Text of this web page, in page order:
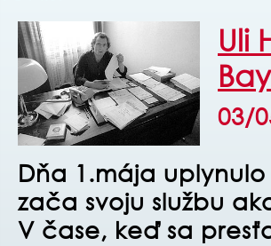
Uli
03/
Dňa 1.mája
zača svoju službu
V čase, keď sa